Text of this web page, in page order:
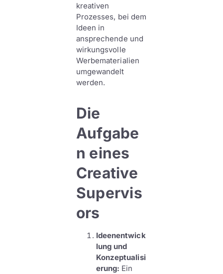
kreativen
Prozesses, bei dem
Ideen in
ansprechende und
wirkungsvolle
Werbematerialien
umgewandelt
werden.
Die
Aufgabe
n eines
Creative
Supervis
ors
Ideenentwick
lung und
Konzeptualisi
erung: Ein